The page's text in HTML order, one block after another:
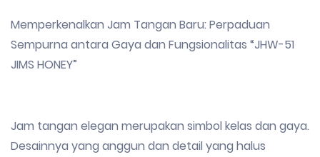
Memperkenalkan Jam Tangan Baru: Perpaduan
Sempurna antara Gaya dan Fungsionalitas “JHW-51
JIMS HONEY”
Jam tangan elegan merupakan simbol kelas dan gaya.
Desainnya yang anggun dan detail yang halus